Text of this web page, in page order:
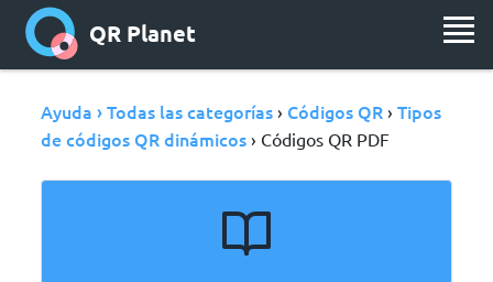
QR Planet
Ayuda › Todas las categorías › Códigos QR ›Tipos
de códigos QR dinámicos › Códigos QR PDF